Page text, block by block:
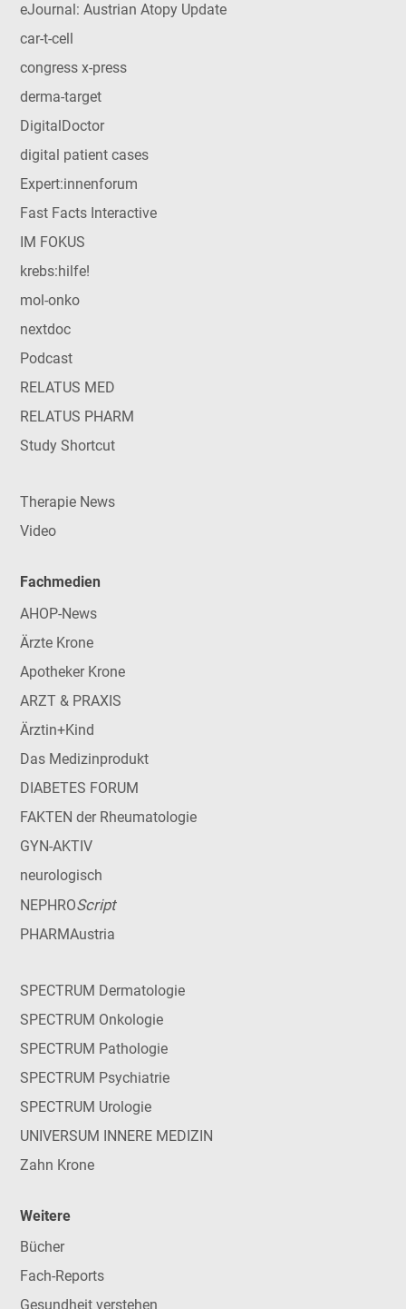
eJournal: Austrian Atopy Update
car-t-cell
congress x-press
derma-target
DigitalDoctor
digital patient cases
Expert:innenforum
Fast Facts Interactive
IM FOKUS
krebs:hilfe!
mol-onko
nextdoc
Podcast
RELATUS MED
RELATUS PHARM
Study Shortcut
Therapie News
Video
Fachmedien
AHOP-News
Ärzte Krone
Apotheker Krone
ARZT & PRAXIS
Ärztin+Kind
Das Medizinprodukt
DIABETES FORUM
FAKTEN der Rheumatologie
GYN-AKTIV
neurologisch
NEPHROScript
PHARMAustria
SPECTRUM Dermatologie
SPECTRUM Onkologie
SPECTRUM Pathologie
SPECTRUM Psychiatrie
SPECTRUM Urologie
UNIVERSUM INNERE MEDIZIN
Zahn Krone
Weitere
Bücher
Fach-Reports
Gesundheit verstehen